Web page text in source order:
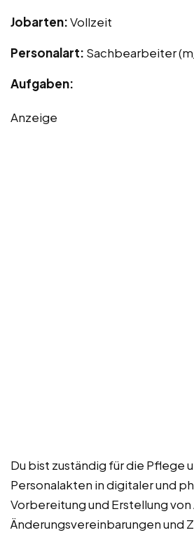
Jobarten:Vollzeit
Personalart: Sachbearbeiter
Aufgaben:
Anzeige
Du bist zuständig für die Pflege
Personalakten in digitaler und
Vorbereitung und Erstellung
Änderungsvereinbarungen und